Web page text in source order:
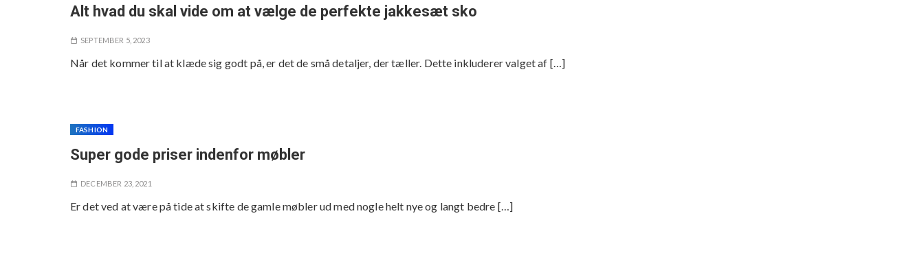
Alt hvad du skal vide om at vælge de perfekte jakkesæt sko
SEPTEMBER 5, 2023
Når det kommer til at klæde sig godt på, er det de små detaljer, der tæller. Dette inkluderer valget af […]
FASHION
Super gode priser indenfor møbler
DECEMBER 23, 2021
Er det ved at være på tide at skifte de gamle møbler ud med nogle helt nye og langt bedre […]